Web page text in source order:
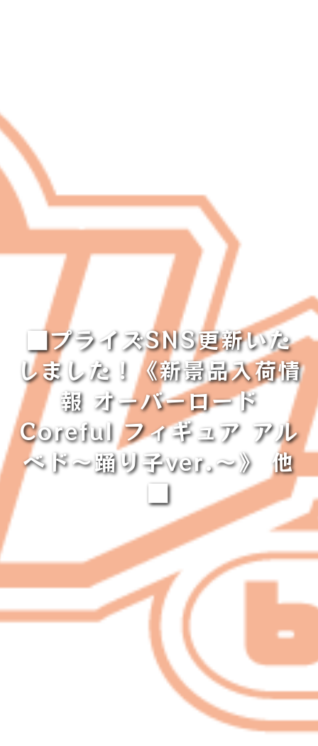
■プライズSNS更新いた
しました！《新景品入荷情
報 オーバーロード
Coreful フィギュア アル
ベド〜踊り子ver.〜》 他
■